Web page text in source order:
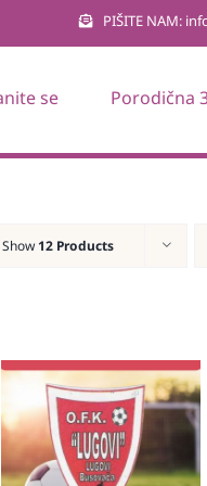
PIŠITE NAM:
se Porodična
Show 12 Products